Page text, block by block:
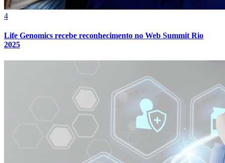
Cruzeiro
4
Life Genomics recebe reconhecimento no Web Summit Rio
2025